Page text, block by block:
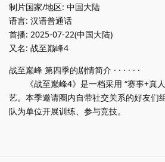
制片国家/地区: 中国大陆
语言: 汉语普通话
首播: 2025-07-22(中国大陆)
又名: 战至巅峰4
战至巅峰 第四季的剧情简介 · · · · · ·
《战至巅峰4》是一档采用 “赛事+真人
艺。本季邀请圈内自带社交关系的好友们
队为单位开展训练、参与竞技。